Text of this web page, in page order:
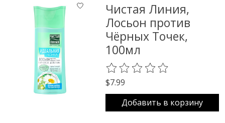
Чистая Линия,
Лосьон против
Чёрных Точек,
100мл
The rating of this product is
$7.99
Добавить в корзину